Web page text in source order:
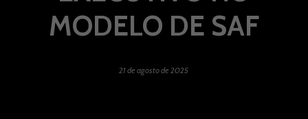
MODELO DE SAF
21 de agosto de 2025